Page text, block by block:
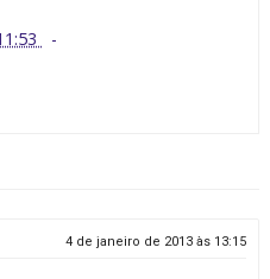
4 de janeiro de 2013 às 13:15